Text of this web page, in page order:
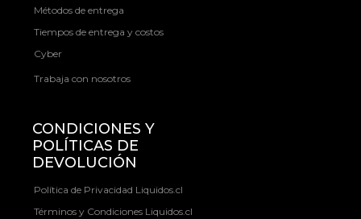
Métodos de entrega
Tiempos de entrega y costos
Cyber
Trabaja con nosotros
CONDICIONES Y
POLÍTICAS DE
DEVOLUCIÓN
Política de Privacidad Liquidos.cl
Términos y Condiciones Liquidos.cl